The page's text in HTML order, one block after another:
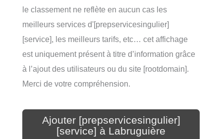
le classement ne reflète en aucun cas les
meilleurs services d'[prepservicesingulier]
[service], les meilleurs tarifs, etc… cet affichage
est uniquement présent à titre d’information grâce
à l’ajout des utilisateurs ou du site [rootdomain].
Merci de votre compréhension.
Ajouter [prepservicesingulier]
[service] à Labruguière